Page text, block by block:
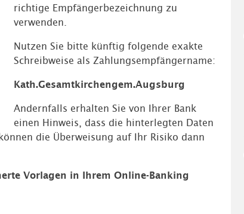
richtige Empfängerbezeichnung zu
verwenden.
Nutzen Sie bitte künftig folgende exakte
Schreibweise als Zahlungsempfängername:
Kath.Gesamtkirchengem.Augsburg
Andernfalls erhalten Sie von Ihrer Bank
einen Hinweis, dass die hinterlegten Daten
die Überweisung auf Ihr Risiko dann
Vorlagen in Ihrem Online-Banking